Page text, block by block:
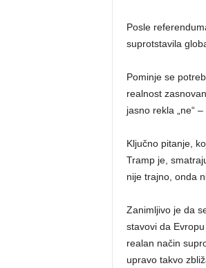
Posle
suprotstavila
Pominje se
realnost
jasno rekla „ne“
Ključno pitanje,
Tramp je,
nije trajno, onda
Zanimljivo je da
stavovi da
realan način
upravo takvo